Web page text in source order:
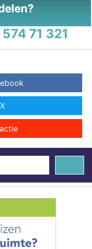
71 321